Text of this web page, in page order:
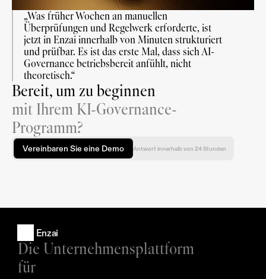
„Was früher Wochen an manuellen
Überprüfungen und Regelwerk erforderte, ist
jetzt in Enzai innerhalb von Minuten strukturiert
und prüfbar. Es ist das erste Mal, dass sich AI-
Governance betriebsbereit anfühlt, nicht
theoretisch.“
Bereit, um zu beginnen
mit Ihrem KI-Governance-
Programm?
Vereinbaren Sie eine Demo Antwort innerhalb von 24 Stunden
Enzai
Die Unternehmensplattform
für